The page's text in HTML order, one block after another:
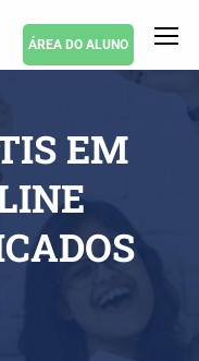
ÁREA DO ALUNO
EM